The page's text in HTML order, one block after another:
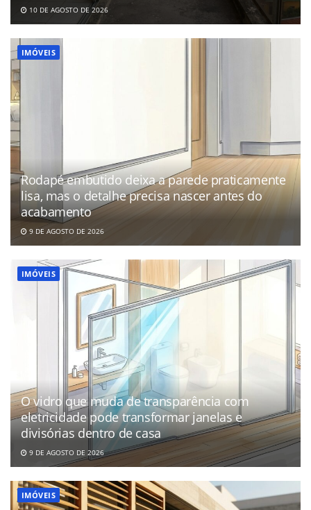
10 DE AGOSTO DE 2026
IMÓVEIS
Rodapé embutido deixa a parede praticamente
lisa, mas o detalhe precisa nascer antes do
acabamento
9 DE AGOSTO DE 2026
IMÓVEIS
O vidro que muda de transparência com
eletricidade pode transformar janelas e
divisórias dentro de casa
9 DE AGOSTO DE 2026
IMÓVEIS